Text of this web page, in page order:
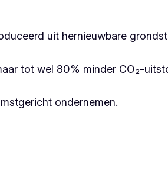
uit hernieuwbare
tot wel 80% minder CO₂-
ondernemen.